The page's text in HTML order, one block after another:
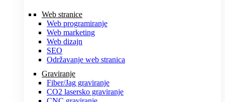
Web stranice
Web programiranje
Web marketing
Web dizajn
SEO
Održavanje web stranica
Graviranje
Fiber/Jag graviranje
CO2 lasersko graviranje